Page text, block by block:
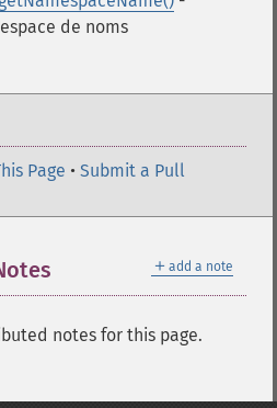
de noms
Page • Submit a Pull
＋ add a note
notes for this page.